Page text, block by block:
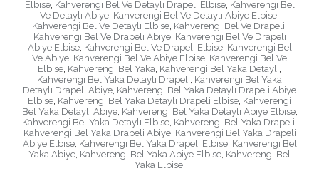
Elbise, Kahverengi Bel Ve Detaylı Drapeli Elbise, Kahverengi Bel
Ve Detaylı Abiye Kahverengi Bel Ve Detaylı Abiye Elbise
Kahverengi Bel Ve Detaylı Elbise Kahverengi Bel Ve Drapeli
Kahverengi Bel Ve Drapeli Abiye, Kahverengi Bel Ve Drapeli
Abiye Elbise, Kahverengi Bel Ve Drapeli Elbise, Kahverengi Bel
Ve Abiye Kahverengi Bel Ve Abiye Elbise Kahverengi Bel Ve
Elbise Kahverengi Bel Yaka Kahverengi Bel Yaka Detaylı
Kahverengi Bel Yaka Detaylı Drapeli Kahverengi Bel Yaka
Detaylı Drapeli Abiye Kahverengi Bel Yaka Detaylı Drapeli Abiye
Elbise Kahverengi Bel Yaka Detaylı Drapeli Elbise Kahverengi
Bel Yaka Detaylı Abiye, Kahverengi Bel Yaka Detaylı Abiye Elbise,
Kahverengi Bel Yaka Detaylı Elbise Kahverengi Bel Yaka Drapeli
Kahverengi Bel Yaka Drapeli Abiye, Kahverengi Bel Yaka Drapeli
Abiye Elbise, Kahverengi Bel Yaka Drapeli Elbise, Kahverengi Bel
Yaka Abiye Kahverengi Bel Yaka Abiye Elbise Kahverengi Bel
Yaka Elbise,